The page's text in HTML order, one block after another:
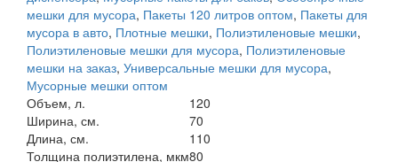
мешки для мусора, Пакеты 120 литров оптом, Пакеты для
мусора в авто, Плотные мешки, Полиэтиленовые мешки,
Полиэтиленовые мешки для мусора, Полиэтиленовые
мешки на заказ, Универсальные мешки для мусора,
Мусорные мешки оптом
Объем, л.
120
Ширина, см.
70
Длина, см.
110
Толщина полиэтилена, мкм80